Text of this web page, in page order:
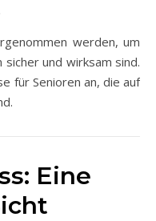
werden, um
und wirksam sind.
für Senioren an, die auf
Eine